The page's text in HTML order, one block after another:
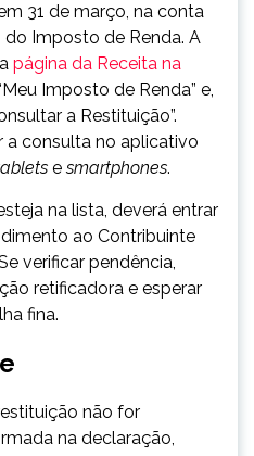
31 de março, na conta
Imposto de Renda. A
página da Receita na
Imposto de Renda” e,
a Restituição”.
a consulta no aplicativo
esmartphones.
na lista, deverá entrar
ao Contribuinte
verificar pendência,
retificadora e esperar
fina.
não for
na declaração,